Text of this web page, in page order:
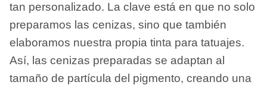
tan personalizado. La clave está en que no solo
preparamos las cenizas, sino que también
elaboramos nuestra propia tinta para tatuajes.
Así, las cenizas preparadas se adaptan al
tamaño de partícula del pigmento, creando una